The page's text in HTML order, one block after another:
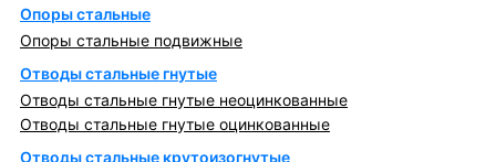
Опоры стальные
Опоры стальные подвижные
Отводы стальные гнутые
Отводы стальные гнутые неоцинкованные
Отводы стальные гнутые оцинкованные
Отводы стальные крутоизогнутые